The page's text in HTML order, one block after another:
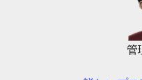
管